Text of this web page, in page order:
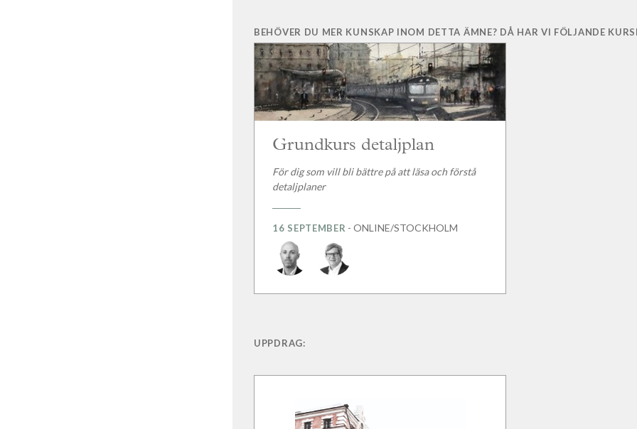
BEHÖVER DU MER KUNSKAP INOM DETTA ÄMNE? DÅ HAR VI FÖLJANDE
Grundkurs detaljplan
För dig som vill bli bättre på att läsa och förstå
detaljplaner
16 SEPTEMBER - ONLINE/STOCKHOLM
UPPDRAG: